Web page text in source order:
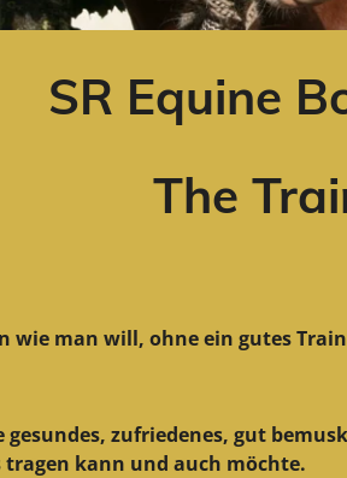
SR Equine
The
wie man will, ohne ein gutes
zufriedenes, gut
kann und auch möchte.